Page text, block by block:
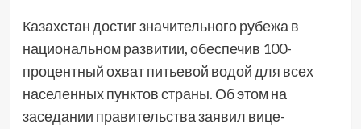
Казахстан достиг значительного рубежа в
национальном развитии, обеспечив 100-
процентный охват питьевой водой для всех
населенных пунктов страны. Об этом на
заседании правительства заявил вице-